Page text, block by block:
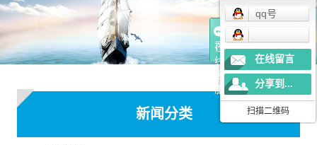
新闻分类
在
线
客
服
qq号
在线留言
分享到...
扫描二维码